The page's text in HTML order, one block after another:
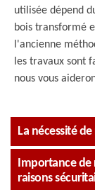
utilisée dépend
bois transformé
l'ancienne
les travaux sont
nous vous
La nécessité
Importance de
raisons